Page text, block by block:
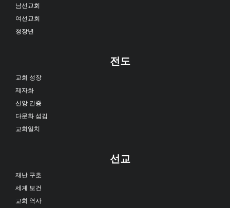
남선교회
여선교회
청장년
전도
교회 성장
제자화
신앙 간증
다문화 섬김
교회일치
선교
재난 구호
세계 보건
교회 역사